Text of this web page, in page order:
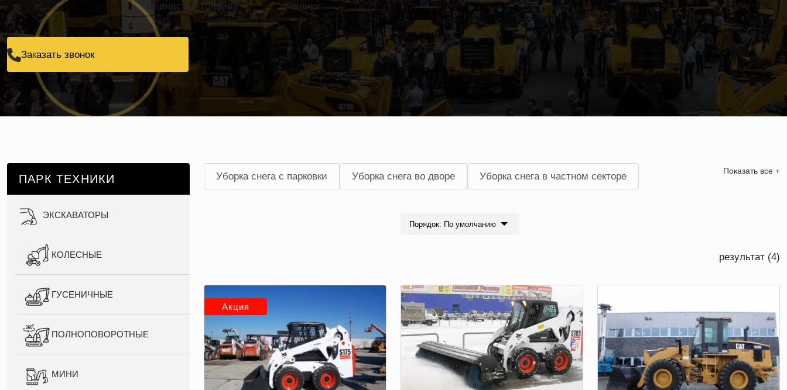
машиниста
топлива
техники
Заказать звонок
ПАРК ТЕХНИКИ
ЭКСКАВАТОРЫ
КОЛЕСНЫЕ
ГУСЕНИЧНЫЕ
ПОЛНОПОВОРОТНЫЕ
МИНИ
Уборка снега с парковки Уборка снега во дворе Уборка снега в частном секторе Показать все +
Порядок: По умолчанию
результат (4)
Акция